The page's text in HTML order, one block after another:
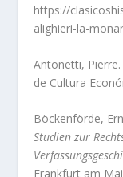
https://
alighieri-la-
Antonetti,
de Cultura
Böckenförde,
Studien zur
Frankfurt am